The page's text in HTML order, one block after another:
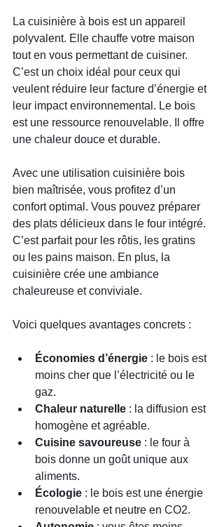
La cuisinière à bois est un appareil
polyvalent. Elle chauffe votre maison
tout en vous permettant de cuisiner.
C’est un choix idéal pour ceux qui
veulent réduire leur facture d’énergie et
leur impact environnemental. Le bois
est une ressource renouvelable. Il offre
une chaleur douce et durable.
Avec une utilisation cuisinière bois
bien maîtrisée, vous profitez d’un
confort optimal. Vous pouvez préparer
des plats délicieux dans le four intégré.
C’est parfait pour les rôtis, les gratins
ou les pains maison. En plus, la
cuisinière crée une ambiance
chaleureuse et conviviale.
Voici quelques avantages concrets :
Économies d’énergie : le bois est
moins cher que l’électricité ou le
gaz.
Chaleur naturelle : la diffusion est
homogène et agréable.
Cuisine savoureuse : le four à
bois donne un goût unique aux
aliments.
Écologie : le bois est une énergie
renouvelable et neutre en CO2.